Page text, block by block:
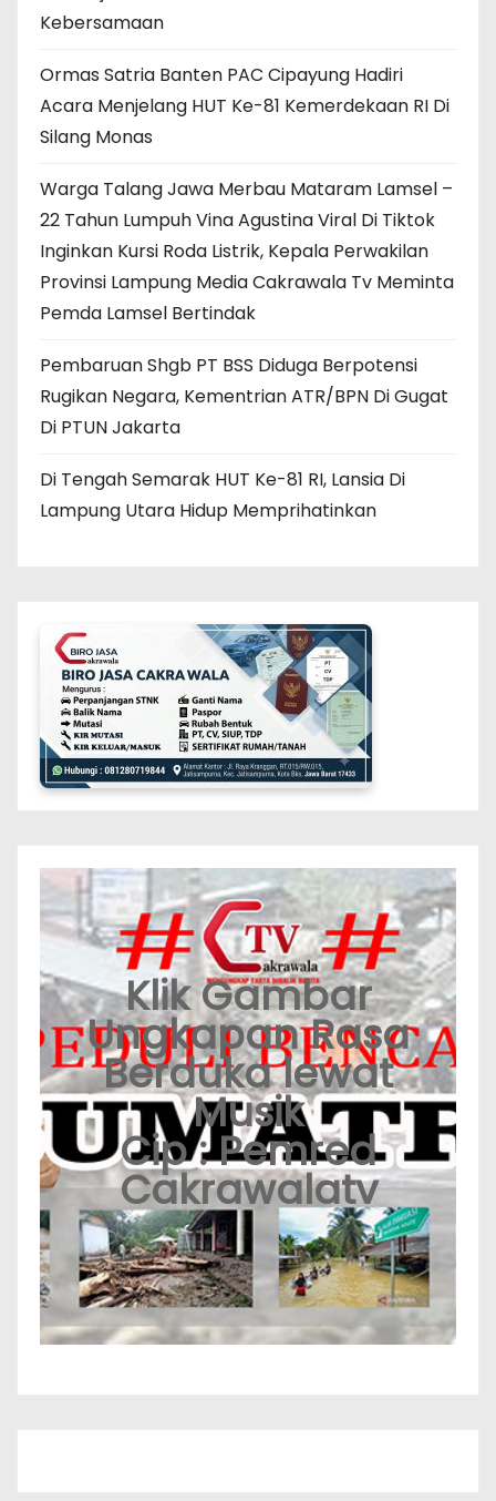
Kebersamaan
Ormas Satria Banten PAC Cipayung Hadiri
Acara Menjelang HUT Ke-81 Kemerdekaan RI Di
Silang Monas
Warga Talang Jawa Merbau Mataram Lamsel –
22 Tahun Lumpuh Vina Agustina Viral Di Tiktok
Inginkan Kursi Roda Listrik, Kepala Perwakilan
Provinsi Lampung Media Cakrawala Tv Meminta
Pemda Lamsel Bertindak
Pembaruan Shgb PT BSS Diduga Berpotensi
Rugikan Negara, Kementrian ATR/BPN Di Gugat
Di PTUN Jakarta
Di Tengah Semarak HUT Ke-81 RI, Lansia Di
Lampung Utara Hidup Memprihatinkan
Klik Gambar
Ungkapan Rasa
Berduka lewat
Musik
Cip : Pemred
Cakrawalatv